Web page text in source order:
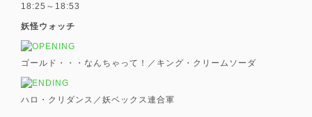
18:25～18:53
妖怪ウォッチ
ゴールド・・・なんちゃって！／キング・クリームソーダ
ハロ・クリダンス／妖ベックス連合軍